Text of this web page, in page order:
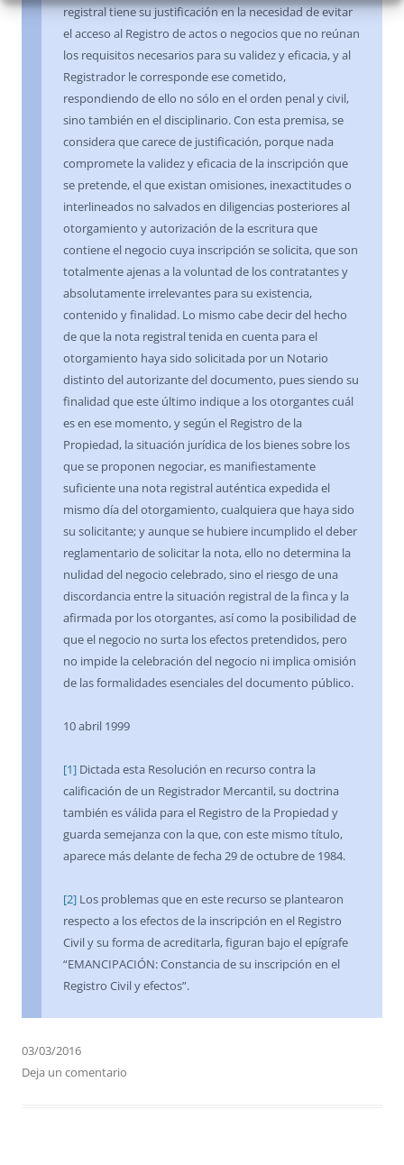
registral tiene su justificación en la necesidad de evitar
el acceso al Registro de actos o negocios que no reúnan
los requisitos necesarios para su validez y eficacia, y al
Registrador le corresponde ese cometido,
respondiendo de ello no sólo en el orden penal y civil,
sino también en el disciplinario. Con esta premisa, se
considera que carece de justificación, porque nada
compromete la validez y eficacia de la inscripción que
se pretende, el que existan omisiones, inexactitudes o
interlineados no salvados en diligencias posteriores al
otorgamiento y autorización de la escritura que
contiene el negocio cuya inscripción se solicita, que son
totalmente ajenas a la voluntad de los contratantes y
absolutamente irrelevantes para su existencia,
contenido y finalidad. Lo mismo cabe decir del hecho
de que la nota registral tenida en cuenta para el
otorgamiento haya sido solicitada por un Notario
distinto del autorizante del documento, pues siendo su
finalidad que este último indique a los otorgantes cuál
es en ese momento, y según el Registro de la
Propiedad, la situación jurídica de los bienes sobre los
que se proponen negociar, es manifiestamente
suficiente una nota registral auténtica expedida el
mismo día del otorgamiento, cualquiera que haya sido
su solicitante; y aunque se hubiere incumplido el deber
reglamentario de solicitar la nota, ello no determina la
nulidad del negocio celebrado, sino el riesgo de una
discordancia entre la situación registral de la finca y la
afirmada por los otorgantes, así como la posibilidad de
que el negocio no surta los efectos pretendidos, pero
no impide la celebración del negocio ni implica omisión
de las formalidades esenciales del documento público.
10 abril 1999
[1] Dictada esta Resolución en recurso contra la
calificación de un Registrador Mercantil, su doctrina
también es válida para el Registro de la Propiedad y
guarda semejanza con la que, con este mismo título,
aparece más delante de fecha 29 de octubre de 1984.
[2] Los problemas que en este recurso se plantearon
respecto a los efectos de la inscripción en el Registro
Civil y su forma de acreditarla, figuran bajo el epígrafe
“EMANCIPACIÓN: Constancia de su inscripción en el
Registro Civil y efectos”.
03/03/2016
Deja un comentario